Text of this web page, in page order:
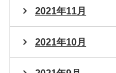
2021年11月
2021年10月